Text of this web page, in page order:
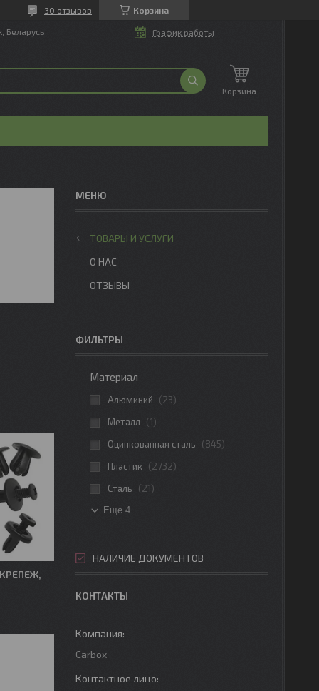
Корзина
30 отзывов
Беларусь График работы
Корзина
ТОВАРЫ И УСЛУГИ
О НАС
ОТЗЫВЫ
ФИЛЬТРЫ
Материал
Алюминий
23
Металл
1
Оцинкованная сталь
845
Пластик
2732
Сталь
21
Еще 4
НАЛИЧИЕ ДОКУМЕНТОВ
КОНТАКТЫ
Carbox